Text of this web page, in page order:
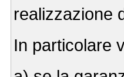
realizzazione
In particolare